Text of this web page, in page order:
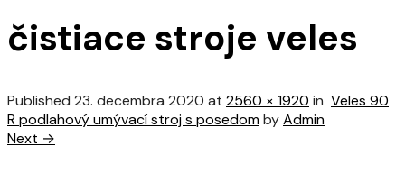
čistiace stroje veles
Published 23. decembra 2020 at 2560 × 1920 in Veles 90
R podlahový umývací stroj s posedombyAdmin
Next →